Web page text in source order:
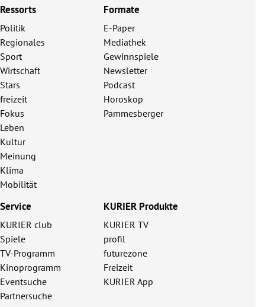
Ressorts
Politik
Regionales
Sport
Wirtschaft
Stars
freizeit
Fokus
Leben
Kultur
Meinung
Klima
Mobilität
Formate
E-Paper
Mediathek
Gewinnspiele
Newsletter
Podcast
Horoskop
Pammesberger
Service
KURIER club
Spiele
TV-Programm
Kinoprogramm
Eventsuche
Partnersuche
KURIER Produkte
KURIER TV
profil
futurezone
Freizeit
KURIER App